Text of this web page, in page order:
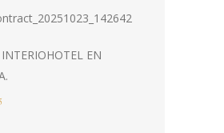
EN